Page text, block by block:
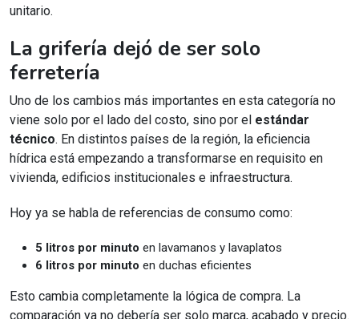
unitario.
La grifería dejó de ser solo
ferretería
Uno de los cambios más importantes en esta categoría no
viene solo por el lado del costo, sino por el estándar
técnico. En distintos países de la región, la eficiencia
hídrica está empezando a transformarse en requisito en
vivienda, edificios institucionales e infraestructura.
Hoy ya se habla de referencias de consumo como:
5 litros por minuto en lavamanos y lavaplatos
6 litros por minuto en duchas eficientes
Esto cambia completamente la lógica de compra. La
comparación ya no debería ser solo marca, acabado y precio.